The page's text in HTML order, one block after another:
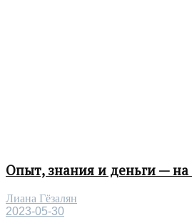
Опыт, знания и деньги — на
Лиана Гёзалян
2023-05-30